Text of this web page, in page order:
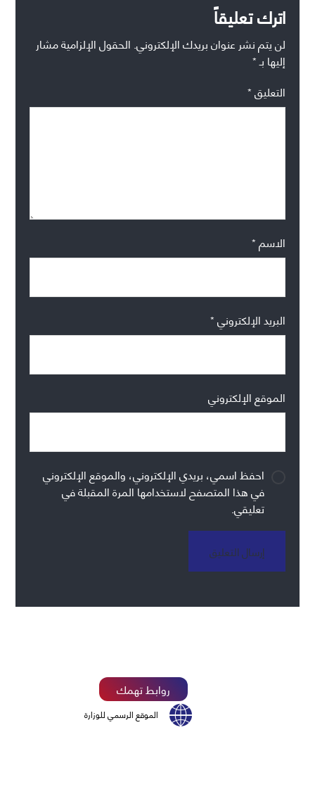
اترك تعليقاً
لن يتم نشر عنوان بريدك الإلكتروني. الحقول الإلزامية مشار
إليها بـ*
التعليق*
الاسم*
البريد الإلكتروني*
الموقع الإلكتروني
احفظ اسمي، بريدي الإلكتروني، والموقع الإلكتروني
في هذا المتصفح لاستخدامها المرة المقبلة في
تعليقي.
إرسال التعليق
روابط تهمك
الموقع الرسمي للوزارة